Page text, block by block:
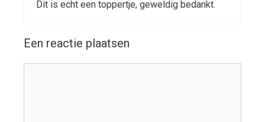
Dit is echt een toppertje, geweldig bedankt.
Een reactie plaatsen